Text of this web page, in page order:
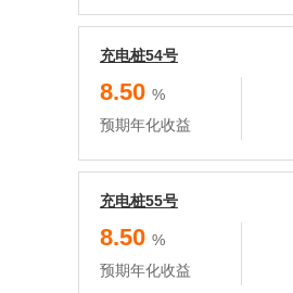
充电桩54号
8.50 %
预期年化收益
充电桩55号
8.50 %
预期年化收益